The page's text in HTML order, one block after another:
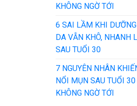
KHÔNG NGỜ TỚI
6 SAI LẦM KHI
DA VẪN KHÔ, NHANH
SAU TUỔI 30
7 NGUYÊN NHÂN
NỔI MỤN SAU TUỔI
KHÔNG NGỜ TỚI